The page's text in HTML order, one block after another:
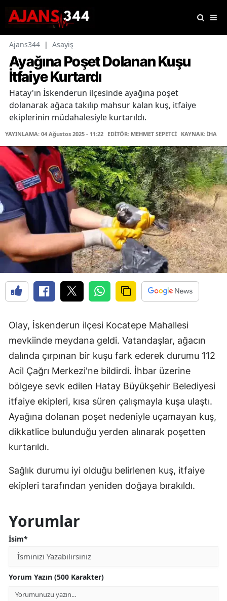
Ajans344 | Asayiş
Ayağına Poşet Dolanan Kuşu
İtfaiye Kurtardı
Hatay'ın İskenderun ilçesinde ayağına poşet
dolanarak ağaca takılıp mahsur kalan kuş, itfaiye
ekiplerinin müdahalesiyle kurtarıldı.
YAYINLAMA: 04 Ağustos 2025 - 11:22 EDİTÖR: MEHMET SEPETCİ KAYNAK: İHA
Olay, İskenderun ilçesi Kocatepe Mahallesi
mevkiinde meydana geldi. Vatandaşlar, ağacın
dalında çırpınan bir kuşu fark ederek durumu 112
Acil Çağrı Merkezi'ne bildirdi. İhbar üzerine
bölgeye sevk edilen Hatay Büyükşehir Belediyesi
itfaiye ekipleri, kısa süren çalışmayla kuşa ulaştı.
Ayağına dolanan poşet nedeniyle uçamayan kuş,
dikkatlice bulunduğu yerden alınarak poşetten
kurtarıldı.
Sağlık durumu iyi olduğu belirlenen kuş, itfaiye
ekipleri tarafından yeniden doğaya bırakıldı.
Yorumlar
İsim*
Yorum Yazın (500 Karakter)